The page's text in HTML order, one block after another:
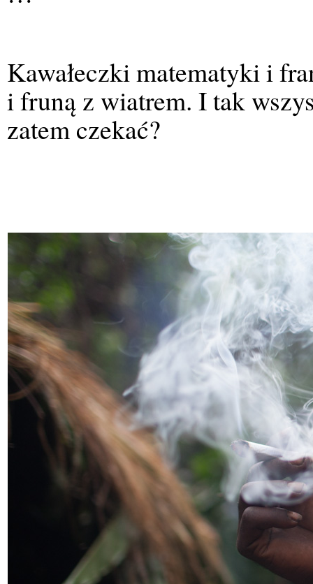
Kawałeczki matematyki i
i fruną z wiatrem. I tak
zatem czekać?